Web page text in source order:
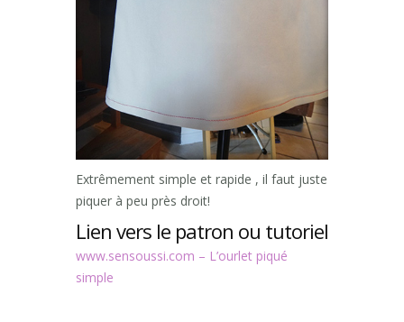
Extrêmement simple et rapide , il faut juste
piquer à peu près droit!
Lien vers le patron ou tutoriel
www.sensoussi.com – L’ourlet piqué
simple